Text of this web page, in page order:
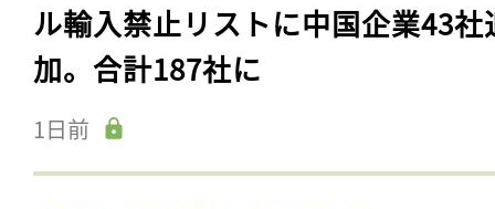
ル輸入禁止リストに中国企業43社
加。合計187社に
1日前